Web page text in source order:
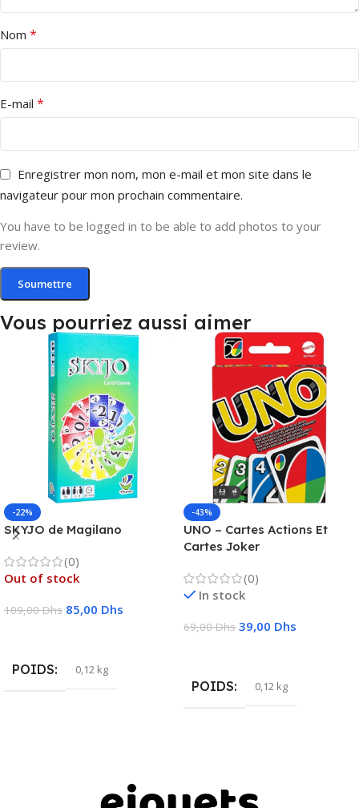
Nom *
E-mail *
Enregistrer mon nom, mon e-mail et mon site dans le
navigateur pour mon prochain commentaire.
You have to be logged in to be able to add photos to your
review.
Vous pourriez aussi aimer
-22%
SKYJO de Magilano
(0)
Out of stock
109,00Dhs 85,00 Dhs
POIDS 0,12 kg
-43%
UNO – Cartes Actions Et
Cartes Joker
(0)
In stock
69,00Dhs 39,00 Dhs
POIDS 0,12 kg